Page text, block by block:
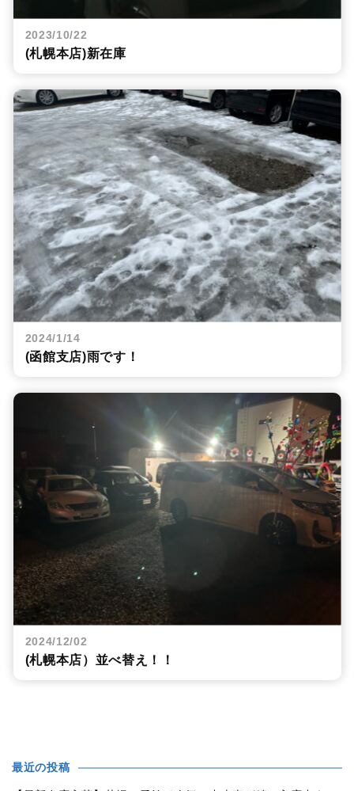
2023/10/22
(札幌本店)新在庫
2024/1/14
(函館支店)雨です！
2024/12/02
(札幌本店）並べ替え！！
最近の投稿